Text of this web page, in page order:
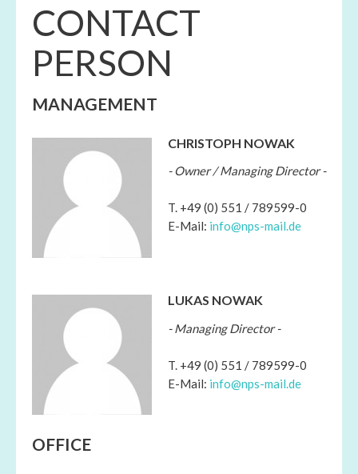
CONTACT
PERSON
MANAGEMENT
CHRISTOPH NOWAK
- Owner / Managing Director -
T. +49 (0) 551 / 789599-0
E-Mail: info@nps-mail.de
LUKAS NOWAK
- Managing Director -
T. +49 (0) 551 / 789599-0
E-Mail: info@nps-mail.de
OFFICE